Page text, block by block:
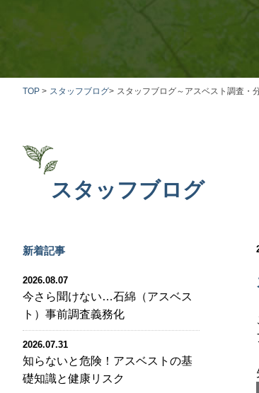
TOP > スタッフブログ> スタッフブログ～アスベスト調査・
スタッフブログ
新着記事
2026.08.07
今さら聞けない…石綿（アスベス
ト）事前調査義務化
2026.07.31
知らないと危険！アスベストの基
礎知識と健康リスク